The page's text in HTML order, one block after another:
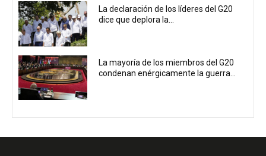
La declaración de los líderes del G20
dice que deplora la...
La mayoría de los miembros del G20
condenan enérgicamente la guerra...